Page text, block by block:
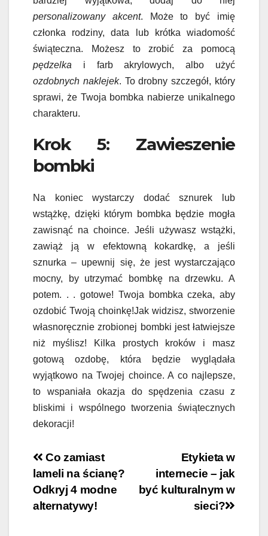
personalizowany akcent. Może to być imię
członka rodziny, data lub krótka wiadomość
świąteczna. Możesz to zrobić za pomocą
pędzelka i farb akrylowych, albo użyć
ozdobnych naklejek. To drobny szczegół, który
sprawi, że Twoja bombka nabierze unikalnego
charakteru.
Krok 5: Zawieszenie
bombki
Na koniec wystarczy dodać sznurek lub
wstążkę, dzięki którym bombka będzie mogła
zawisnąć na choince. Jeśli używasz wstążki,
zawiąż ją w efektowną kokardkę, a jeśli
sznurka – upewnij się, że jest wystarczająco
mocny, by utrzymać bombkę na drzewku. A
potem. . . gotowe! Twoja bombka czeka, aby
ozdobić Twoją choinkę!Jak widzisz, stworzenie
własnoręcznie zrobionej bombki jest łatwiejsze
niż myślisz! Kilka prostych kroków i masz
gotową ozdobę, która będzie wyglądała
wyjątkowo na Twojej choince. A co najlepsze,
to wspaniała okazja do spędzenia czasu z
bliskimi i wspólnego tworzenia świątecznych
dekoracji!
Nawigacja
wpisu
Etykieta w
internecie – jak
być kulturalnym w
sieci?
Co zamiast
lameli na ścianę?
Odkryj 4 modne
alternatywy!